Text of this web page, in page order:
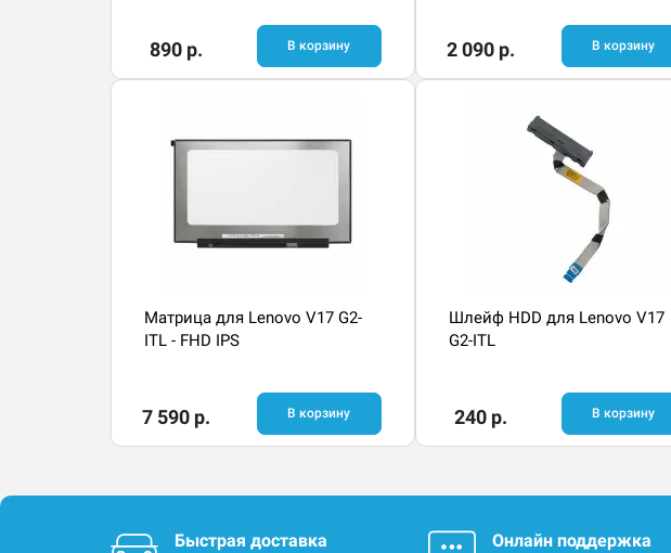
890 р. В корзину 2 090 р. В корзину
Матрица для Lenovo V17 G2-
ITL - FHD IPS
7 590 р. В корзину
Шлейф HDD для Lenovo V17
G2-ITL
240 р. В корзину
Быстрая доставка Онлайн поддержка